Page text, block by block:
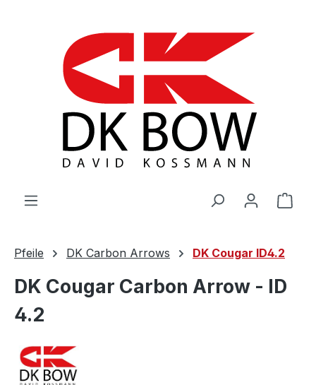
Pfeile DK Carbon Arrows DK Cougar ID4.2
DK Cougar Carbon Arrow - ID
4.2